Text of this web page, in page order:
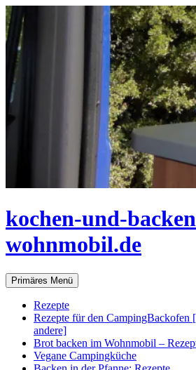
Zum
Inhalt
springen
kochen-und-
wohnmobil.de
Suchen
Primäres Menü
Rezepte
Rezepte für den CampingBackofen
andere]
Brot backen im Wohnmobil –
Vegane Campingküche